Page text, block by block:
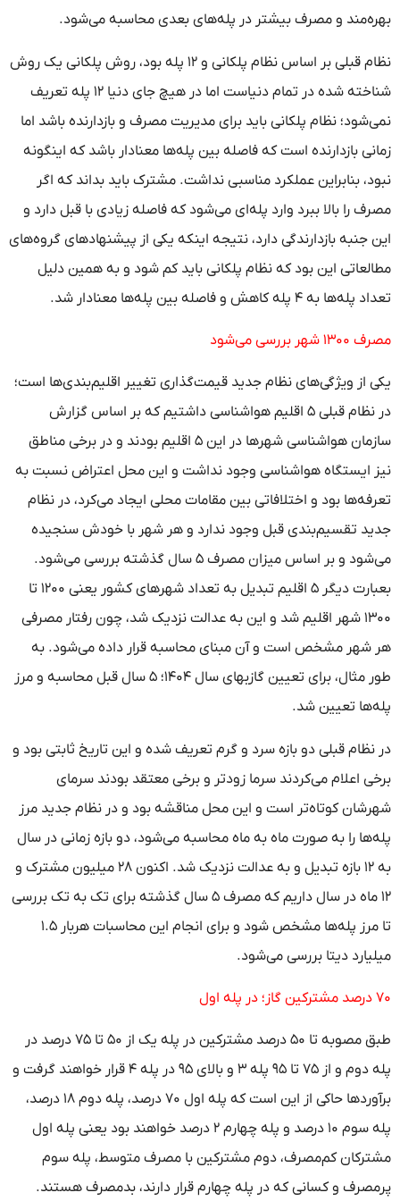
بهره‌مند و مصرف بیشتر در پله‌های بعدی محاسبه می‌شود.
نظام قبلی بر اساس نظام پلکانی و ۱۲ پله بود، روش پلکانی یک روش
شناخته شده در تمام دنیاست اما در هیچ جای دنیا ۱۲ پله تعریف
نمی‌شود؛ نظام پلکانی باید برای مدیریت مصرف و بازدارنده باشد اما
زمانی بازدارنده است که فاصله بین پله‌ها معنادار باشد که اینگونه
نبود، بنابراین عملکرد مناسبی نداشت. مشترک باید بداند که اگر
مصرف را بالا ببرد وارد پله‌ای می‌شود که فاصله زیادی با قبل دارد و
این جنبه بازدارندگی دارد، نتیجه اینکه یکی از پیشنهادهای گروه‌های
مطالعاتی این بود که نظام پلکانی باید کم شود و به همین دلیل
تعداد پله‌ها به ۴ پله کاهش و فاصله بین پله‌ها معنادار شد.
مصرف ۱۳۰۰ شهر بررسی می‌شود
یکی از ویژگی‌های نظام جدید قیمت‌گذاری تغییر اقلیم‌بندی‌ها است؛
در نظام قبلی ۵ اقلیم هواشناسی داشتیم که بر اساس گزارش
سازمان هواشناسی شهرها در این ۵ اقلیم بودند و در برخی مناطق
نیز ایستگاه هواشناسی وجود نداشت و این محل اعتراض نسبت به
تعرفه‌ها بود و اختلافاتی بین مقامات محلی ایجاد می‌کرد، در نظام
جدید تقسیم‌بندی قبل وجود ندارد و هر شهر با خودش سنجیده
می‌شود و بر اساس میزان مصرف ۵ سال گذشته بررسی می‌شود.
بعبارت دیگر ۵ اقلیم تبدیل به تعداد شهرهای کشور یعنی ۱۲۰۰ تا
۱۳۰۰ شهر اقلیم شد و این به عدالت نزدیک شد، چون رفتار مصرفی
هر شهر مشخص است و آن مبنای محاسبه قرار داده می‌شود. به
طور مثال، برای تعیین گازبهای سال ۱۴۰۴؛ ۵ سال قبل محاسبه و مرز
پله‌ها تعیین شد.
در نظام قبلی دو بازه سرد و گرم تعریف شده و این تاریخ ثابتی بود و
برخی اعلام می‌کردند سرما زودتر و برخی معتقد بودند سرمای
شهرشان کوتاه‌تر است و این محل مناقشه بود و در نظام جدید مرز
پله‌ها را به صورت ماه به ماه محاسبه می‌شود، دو بازه زمانی در سال
به ۱۲ بازه تبدیل و به عدالت نزدیک شد. اکنون ۲۸ میلیون مشترک و
۱۲ ماه در سال داریم که مصرف ۵ سال گذشته برای تک به تک بررسی
تا مرز پله‌ها مشخص شود و برای انجام این محاسبات هربار ۱.۵
میلیارد دیتا بررسی می‌شود.
۷۰ درصد مشترکین گاز؛ در پله اول
طبق مصوبه تا ۵۰ درصد مشترکین در پله یک از ۵۰ تا ۷۵ درصد در
پله دوم و از ۷۵ تا ۹۵ پله ۳ و بالای ۹۵ در پله ۴ قرار خواهند گرفت و
برآوردها حاکی از این است که پله اول ۷۰ درصد، پله دوم ۱۸ درصد،
پله سوم ۱۰ درصد و پله چهارم ۲ درصد خواهند بود یعنی پله اول
مشترکان کم‌مصرف، دوم مشترکین با مصرف متوسط، پله سوم
پرمصرف و کسانی که در پله چهارم قرار دارند، بدمصرف هستند.